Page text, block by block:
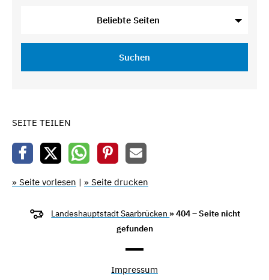
Beliebte Seiten
Suchen
SEITE TEILEN
» Seite vorlesen | » Seite drucken
Landeshauptstadt Saarbrücken » 404 – Seite nicht
gefunden
Impressum